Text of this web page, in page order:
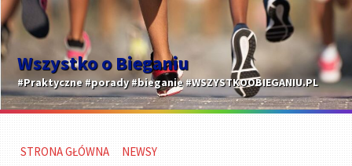
Wszystko o Bieganiu
#Praktyczne #porady #bieganie #WSZYSTKOOBIEGANIU.PL
STRONA GŁÓWNA NEWSY